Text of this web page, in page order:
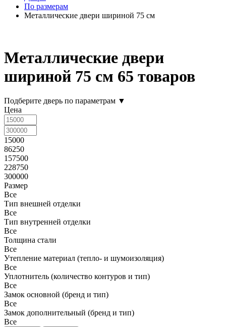
По размерам
Металлические двери шириной 75 см
Металлические двери
шириной 75 см 65 товаров
Подберите дверь по параметрам ▼
Цена
15000
86250
157500
228750
300000
Размер
Все
Тип внешней отделки
Все
Тип внутренней отделки
Все
Толщина стали
Все
Утепление материал (тепло- и шумоизоляция)
Все
Уплотнитель (количество контуров и тип)
Все
Замок основной (бренд и тип)
Все
Замок дополнительный (бренд и тип)
Все